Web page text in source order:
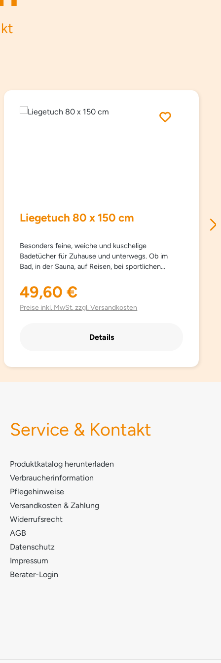
Liegetuch 80 x 150 cm
Besonders feine, weiche und kuschelige
Badetücher für Zuhause und unterwegs. Ob im
Bad, in der Sauna, auf Reisen, bei sportlichen
schnelltrocknend, atmungsaktiv, besonders leicht,
saugfähig, einfach zu pflegen und Platz sparend.
Aus hochwertig gebürsteter Mikrofaser mit
Regulärer Preis:
49,60 €
Preise inkl. MwSt. zzgl. Versandkosten
Details
Service & Kontakt
Produktkatalog herunterladen
Verbraucherinformation
Pflegehinweise
Versandkosten & Zahlung
Widerrufsrecht
AGB
Datenschutz
Impressum
Berater-Login